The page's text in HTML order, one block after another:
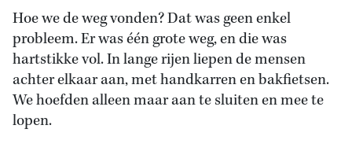
Hoe we de weg vonden? Dat was geen enkel
probleem. Er was één grote weg, en die was
hartstikke vol. In lange rijen liepen de mensen
achter elkaar aan, met handkarren en bakfietsen.
We hoefden alleen maar aan te sluiten en mee te
lopen.